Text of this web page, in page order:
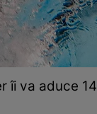
îi va aduce